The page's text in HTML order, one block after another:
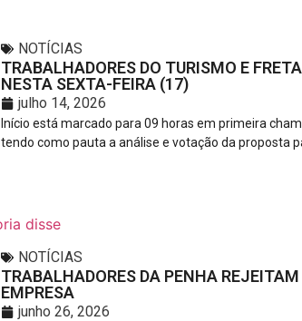
NOTÍCIAS
TRABALHADORES DO TURISMO E
NESTA SEXTA-FEIRA (17)
julho 14, 2026
Início está marcado para 09 horas em primeira
tendo como pauta a análise e votação da proposta
NOTÍCIAS
TRABALHADORES DA PENHA
EMPRESA
junho 26, 2026